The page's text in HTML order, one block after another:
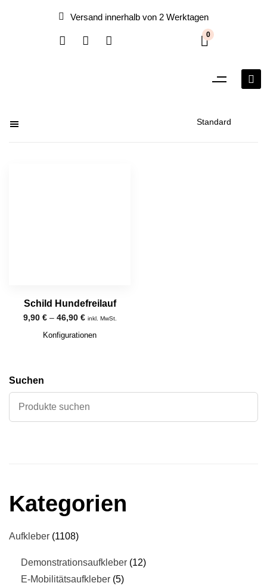
Versand innerhalb von 2 Werktagen
0
Schild Hundefreilauf
9,90 €– 46,90 € inkl. MwSt.
Konfigurationen
Suchen
Kategorien
Aufkleber 1108
Demonstrationsaufkleber 12
E-Mobilitätsaufkleber 5